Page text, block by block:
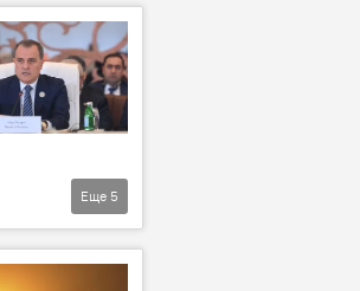
Еще 5